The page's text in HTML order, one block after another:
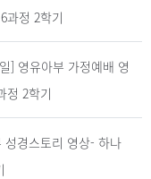
과정 2학기
] 영유아부 가정예배 영
정 2학기
성경스토리 영상- 하나